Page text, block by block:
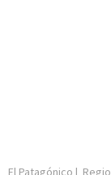
El Patagónico |